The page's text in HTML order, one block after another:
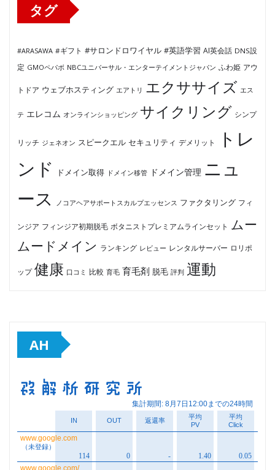
タグ
#ARASAWA #ギフト #サロンドロワイヤル #英語学習 AI英会話 DNS設
定 GMOペパボ NBCユニバーサル・エンターテイメントジャパン ふわ姫 アウ
トドア ウェブホスティング エアトリ エクササイズ エス
テ エレコム オンラインショッピング サイクリング シンプ
リッチ ジェネオン スピークエル セキュリティ デメリット
トレ
ンド
ドメイン取得 ドメイン移管 ドメイン管理 ニュ
ース
ノコアヘアサポートスカルプエッセンス ファクタリング フィ
ンジア フィンジア初期脱毛 ボタニストプレミアムラインセット ムー
ムードメイン ランキング レビュー レンタルサーバー ロリポ
ップ 健康 口コミ 比較 育毛 育毛剤 脱毛 評判 運動
AH